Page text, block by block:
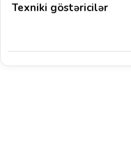
Texniki göstəricilər